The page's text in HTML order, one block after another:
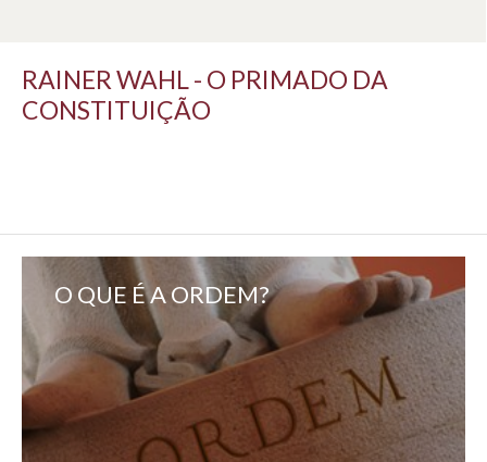
RAINER WAHL - O PRIMADO DA
CONSTITUIÇÃO
O QUE É A ORDEM?